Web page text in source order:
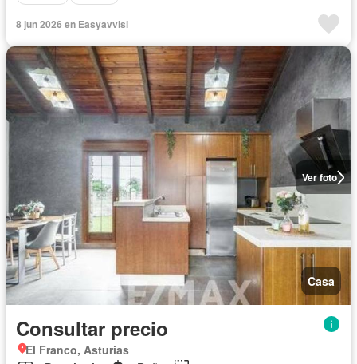
8 jun 2026 en Easyavvisi
Ver foto
Casa
Consultar precio
El Franco, Asturias